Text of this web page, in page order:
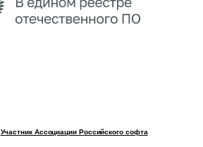
Участник Ассоциации Российского софта